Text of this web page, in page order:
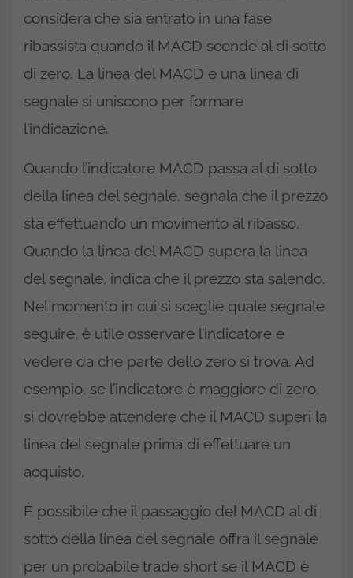
considera che sia entrato in una fase
ribassista quando il MACD scende al di sotto
di zero. La linea del MACD e una linea di
segnale si uniscono per formare
l’indicazione.
Quando l’indicatore MACD passa al di sotto
della linea del segnale, segnala che il prezzo
sta effettuando un movimento al ribasso.
Quando la linea del MACD supera la linea
del segnale, indica che il prezzo sta salendo.
Nel momento in cui si sceglie quale segnale
seguire, è utile osservare l’indicatore e
vedere da che parte dello zero si trova. Ad
esempio, se l’indicatore è maggiore di zero,
si dovrebbe attendere che il MACD superi la
linea del segnale prima di effettuare un
acquisto.
È possibile che il passaggio del MACD al di
sotto della linea del segnale offra il segnale
per un probabile trade short se il MACD è